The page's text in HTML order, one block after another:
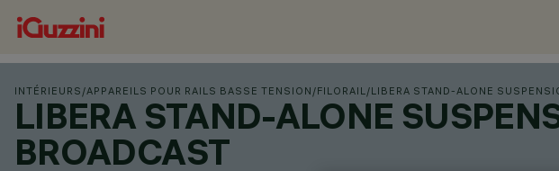
INTÉRIEURS /APPAREILS POUR RAILS BASSE TENSION /FILORAIL/LIBERA STAND-ALONE
LIBERA STAND-ALONE
BROADCAST